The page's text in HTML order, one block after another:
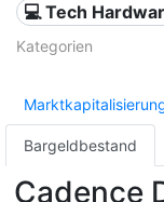
💻 Tech
Kategorien
Bargeldbestand
Cadence